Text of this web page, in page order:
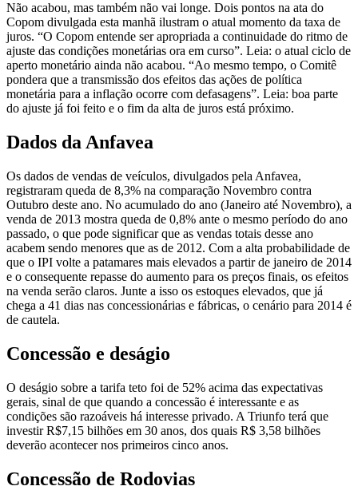
Não acabou, mas também não vai longe. Dois pontos na ata do
Copom divulgada esta manhã ilustram o atual momento da taxa de
juros. “O Copom entende ser apropriada a continuidade do ritmo de
ajuste das condições monetárias ora em curso”. Leia: o atual ciclo de
aperto monetário ainda não acabou. “Ao mesmo tempo, o Comitê
pondera que a transmissão dos efeitos das ações de política
monetária para a inflação ocorre com defasagens”. Leia: boa parte
do ajuste já foi feito e o fim da alta de juros está próximo.
Dados da Anfavea
Os dados de vendas de veículos, divulgados pela Anfavea,
registraram queda de 8,3% na comparação Novembro contra
Outubro deste ano. No acumulado do ano (Janeiro até Novembro), a
venda de 2013 mostra queda de 0,8% ante o mesmo período do ano
passado, o que pode significar que as vendas totais desse ano
acabem sendo menores que as de 2012. Com a alta probabilidade de
que o IPI volte a patamares mais elevados a partir de janeiro de 2014
e o consequente repasse do aumento para os preços finais, os efeitos
na venda serão claros. Junte a isso os estoques elevados, que já
chega a 41 dias nas concessionárias e fábricas, o cenário para 2014 é
de cautela.
Concessão e deságio
O deságio sobre a tarifa teto foi de 52% acima das expectativas
gerais, sinal de que quando a concessão é interessante e as
condições são razoáveis há interesse privado. A Triunfo terá que
investir R$7,15 bilhões em 30 anos, dos quais R$ 3,58 bilhões
deverão acontecer nos primeiros cinco anos.
Concessão de Rodovias